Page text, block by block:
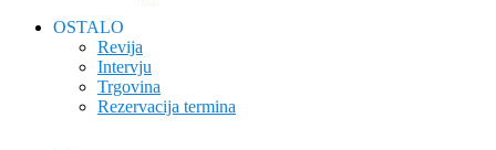
OSTALO
Revija
Intervju
Trgovina
Rezervacija termina